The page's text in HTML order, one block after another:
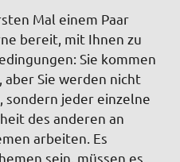
Mal einem Paar
bereit, mit Ihnen zu
Sie kommen
aber Sie werden nicht
sondern jeder einzelne
des anderen an
arbeiten. Es
sein, müssen es